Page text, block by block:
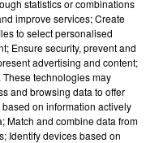
16h53
16h53
statistics or combinations
improve services; Create
to select personalised
Ensure security, prevent and
advertising and content;
technologies may
and browsing data to offer
on information actively
Match and combine data from
Identify devices based on